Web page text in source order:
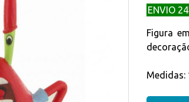
ENVIO
Figura
Medidas: